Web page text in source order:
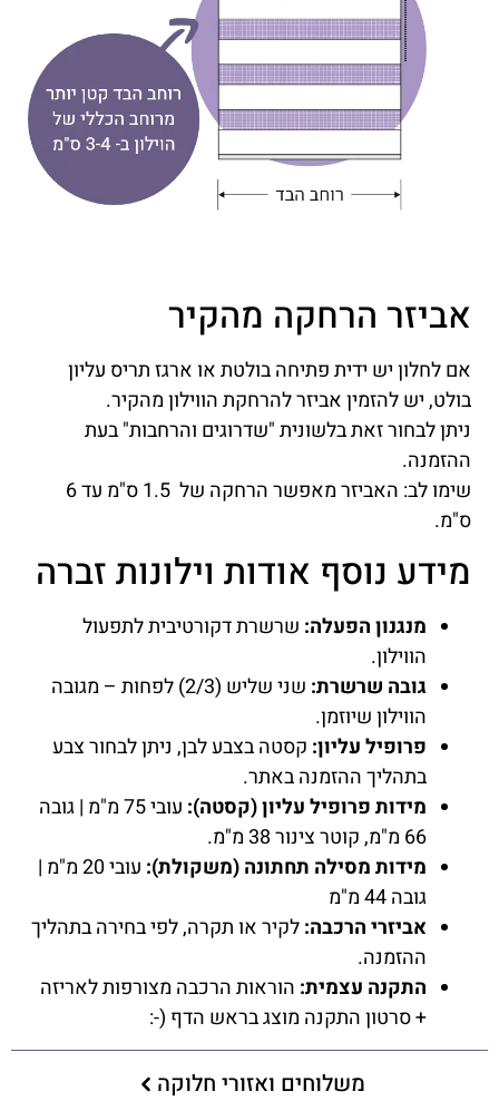
אביזר הרחקה מהקיר
אם לחלון יש ידית פתיחה בולטת או ארגז תריס עליון
בולט, יש להזמין אביזר להרחקת הווילון מהקיר.
ניתן לבחור זאת בלשונית "שדרוגים והרחבות" בעת
ההזמנה.
שימו לב: האביזר מאפשר הרחקה של 1.5 ס"מ עד 6
ס"מ.
מידע נוסף אודות וילונות זברה
מנגנון הפעלה: שרשרת דקורטיבית לתפעול
הווילון.
גובה שרשרת:
שני שליש (2/3) לפחות – מגובה
הווילון שיוזמן.
פרופיל עליון: קסטה בצבע לבן, ניתן לבחור צבע
בתהליך ההזמנה באתר.
מידות פרופיל עליון (קסטה):
עובי 75 מ"מ | גובה
66 מ"מ, קוטר צינור 38 מ"מ.
מידות מסילה תחתונה (משקולת):
עובי 20 מ"מ |
גובה 44 מ"מ
אביזרי הרכבה:לקיר או תקרה, לפי בחירה בתהליך
ההזמנה.
התקנה עצמית: הוראות הרכבה מצורפות לאריזה
+ סרטון התקנה מוצג בראש הדף (-:
משלוחים ואזורי חלוקה